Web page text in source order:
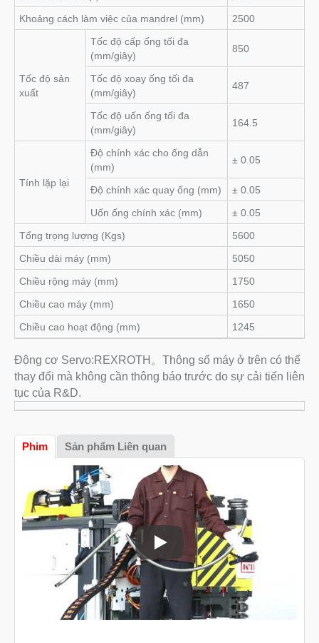
Khoảng cách làm việc của mandrel (mm)
2500
Tốc độ sản
xuất
Tốc độ cấp ống tối đa
(mm/giây)
850
Tốc độ xoay ống tối đa
(mm/giây)
487
Tốc độ uốn ống tối đa
(mm/giây)
164.5
Tính lặp lại
Độ chính xác cho ống dẫn
(mm)
± 0.05
Độ chính xác quay ống (mm)
± 0.05
Uốn ống chính xác (mm)
± 0.05
Tổng trọng lượng (Kgs)
5600
Chiều dài máy (mm)
5050
Chiều rộng máy (mm)
1750
Chiều cao máy (mm)
1650
Chiều cao hoạt động (mm)
1245
Động cơ Servo:REXROTH。Thông số máy ở trên có thể
thay đổi mà không cần thông báo trước do sự cải tiến liên
tục của R&D.
Phim Sản phẩm Liên quan
Máy uốn ống CNC